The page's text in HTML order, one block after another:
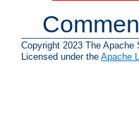
Copyright 2023 The Apache
Licensed under the Apache